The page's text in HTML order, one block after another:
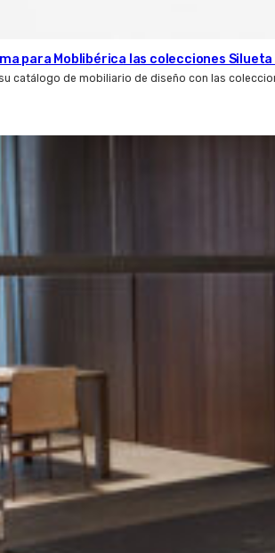
para Moblibérica las colecciones Silueta
catálogo de mobiliario de diseño con las